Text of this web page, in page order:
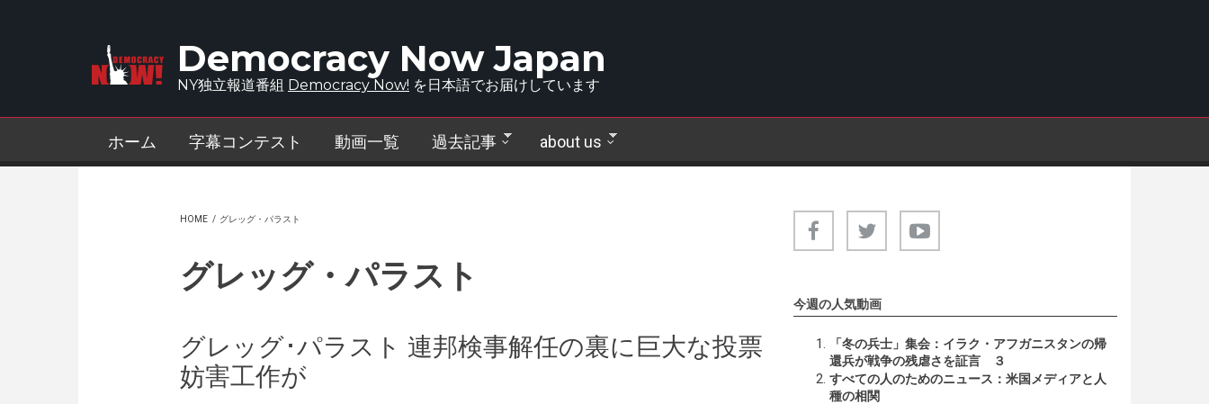
Democracy Now Japan
NY独立報道番組 Democracy Now! を日本語でお届けしています
ホーム 字幕コンテスト 動画一覧 過去記事 about us
HOME / グレッグ・パラスト
グレッグ・パラスト
グレッグ･パラスト 連邦検事解任の裏に巨大な投票
妨害工作が
今週の人気動画
「冬の兵士」集会：イラク・アフガニスタンの帰
還兵が戦争の残虐さを証言 ３
すべての人のためのニュース：米国メディアと人
種の相関